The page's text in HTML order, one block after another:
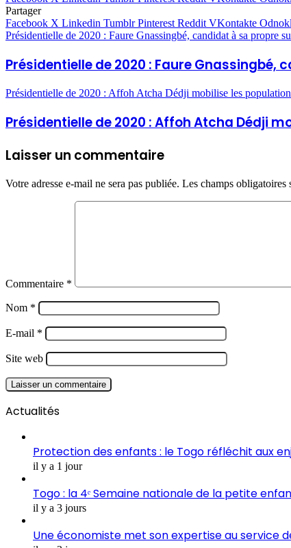
Partager
Facebook X Linkedin Tumblr Pinterest Reddit VKontakte
Présidentielle de 2020 : Faure Gnassingbé, candidat à sa propre
Présidentielle de 2020 : Faure
Présidentielle de 2020 : Affoh Atcha Dédji mobilise les
Présidentielle de 2020 : Affoh Atcha Dédji
Laisser un commentaire
Votre adresse e-mail ne sera pas publiée. Les champs obligatoires
Commentaire *
Nom *
E-mail *
Site web
Actualités
Protection des enfants : le Togo réfléchit aux
il y a 1 jour
Togo : la 4ᵉ Semaine nationale de la petite
il y a 3 jours
Une économiste met son expertise au service